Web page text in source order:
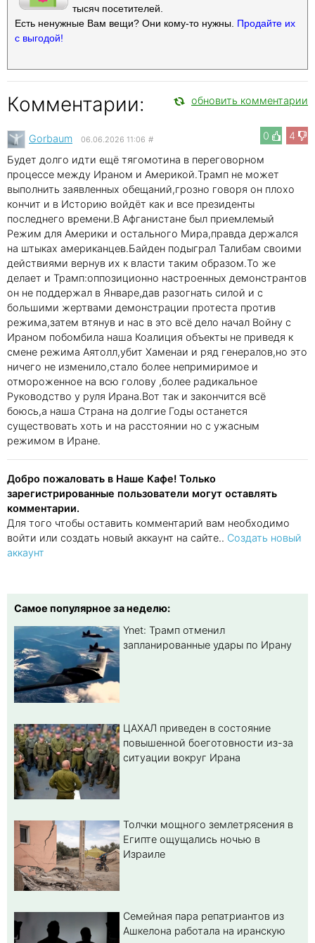
тысяч посетителей.
Есть ненужные Вам вещи? Они кому-то нужны. Продайте их
с выгодой!
Комментарии: обновить комментарии
0 4
Gorbaum 06.06.2026 11:06 #
Будет долго идти ещё тягомотина в переговорном
процессе между Ираном и Америкой.Трамп не может
выполнить заявленных обещаний,грозно говоря он плохо
кончит и в Историю войдёт как и все президенты
последнего времени.В Афганистане был приемлемый
Режим для Америки и остального Мира,правда держался
на штыках американцев.Байден подыграл Талибам своими
действиями вернув их к власти таким образом.То же
делает и Трамп:оппозиционно настроенных демонстрантов
он не поддержал в Январе,дав разогнать силой и с
большими жертвами демонстрации протеста против
режима,затем втянув и нас в это всё дело начал Войну с
Ираном побомбила наша Коалиция объекты не приведя к
смене режима Аятолл,убит Хаменаи и ряд генералов,но это
ничего не изменило,стало более непримиримое и
отмороженное на всю голову ,более радикальное
Руководство у руля Ирана.Вот так и закончится всё
боюсь,а наша Страна на долгие Годы останется
существовать хоть и на расстоянии но с ужасным
режимом в Иране.
Добро пожаловать в Наше Кафе! Только
зарегистрированные пользователи могут оставлять
комментарии.
Для того чтобы оставить комментарий вам необходимо
войти или создать новый аккаунт на сайте.. Создать новый
аккаунт
Самое популярное за неделю:
Ynet: Трамп отменил
запланированные удары по Ирану
ЦАХАЛ приведен в состояние
повышенной боеготовности из-за
ситуации вокруг Ирана
Толчки мощного землетрясения в
Египте ощущались ночью в
Израиле
Семейная пара репатриантов из
Ашкелона работала на иранскую